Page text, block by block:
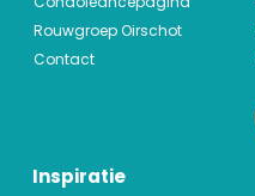
Rouwgroep Oirschot
Contact
Inspiratie